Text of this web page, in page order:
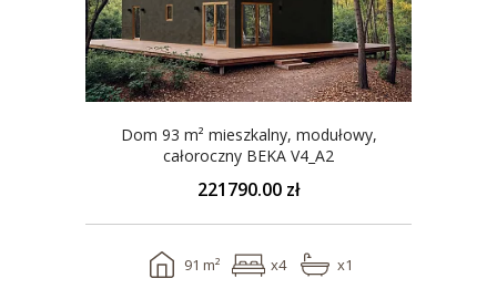
Dom 93 m² mieszkalny, modułowy,
całoroczny BEKA V4_A2
221790.00 zł
91 m² x4 x1